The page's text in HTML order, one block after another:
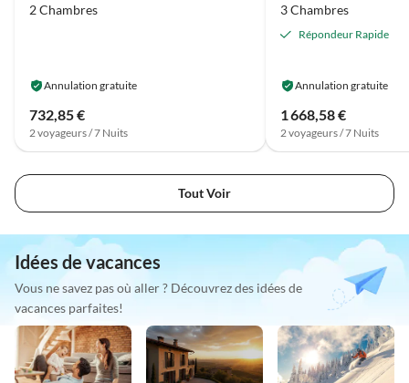
2 Chambres
Annulation gratuite
732,85 €
2 voyageurs / 7 Nuits
3 Chambres
Répondeur Rapide
Annulation gratuite
1 668,58 €
2 voyageurs / 7 Nuits
Tout Voir
Idées de vacances
Vous ne savez pas où aller ? Découvrez des idées de
vacances parfaites!